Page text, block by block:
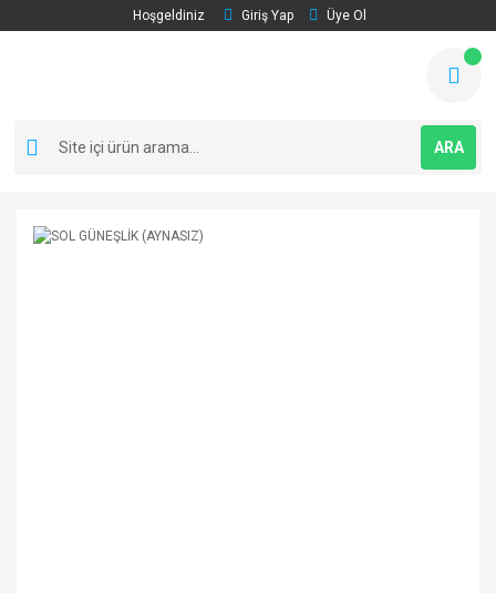
Hoşgeldiniz Giriş Yap Üye Ol
ARA